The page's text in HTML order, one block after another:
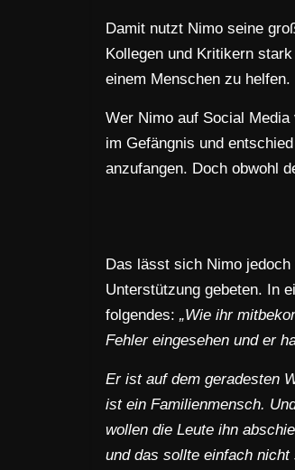
Damit nutzt Nimo seine
Kollegen und Kritikern
einem Menschen zu helfen.
Wer Nimo auf Social
im Gefängnis und
anzufangen. Doch obwohl
Das lässt sich Nimo
Unterstützung gebeten. In
folgendes: „Wie ihr
Fehler eingesehen und er
Er ist auf dem geradesten
ist ein Familienmensch.
wollen die Leute ihn
und das sollte einfach nicht